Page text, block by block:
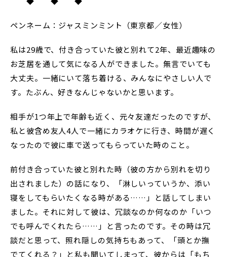
ペンネーム：ジャスミンミント（東京都／女性）
私は29歳で、付き合っていた彼と別れて2年、最近趣味の
お芝居を通して気になる人ができました。無言でいても
大丈夫。一緒にいて落ち着ける、みんなにやさしい人で
す。たぶん、好きなんじゃないかと思います。
相手が1つ年上で年齢も近く、元々友達だったのですが、
私と彼含め友人4人で一緒にカラオケに行き、時間が遅く
なったので彼に車で送ってもらっていた時のこと。
前付き合っていた彼と別れた時（彼の方から別れを切り
出されました）の話になり、「淋しいっていうか、添い
寝をしてもらいたくなる時がある……」と話してしまい
ました。それに対して彼は、冗談なのか何なのか「いつ
でも呼んでくれたら……」と言ったのです。その時は冗
談だと思って、照れ隠しの気持ちもあって、「頭とか撫
でてくれる？」と私も聞いてしまって、彼からは「もち